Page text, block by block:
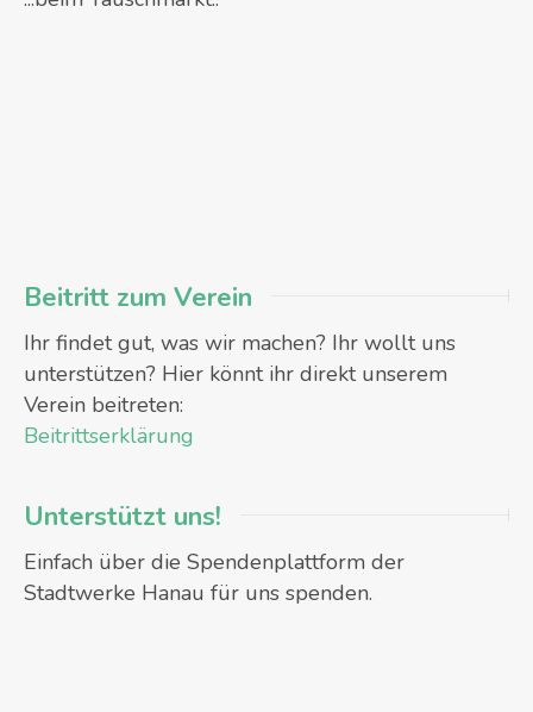
Beitritt zum Verein
Ihr findet gut, was wir machen? Ihr wollt uns
unterstützen? Hier könnt ihr direkt unserem
Verein beitreten:
Beitrittserklärung
Unterstützt uns!
Einfach über die Spendenplattform der
Stadtwerke Hanau für uns spenden.